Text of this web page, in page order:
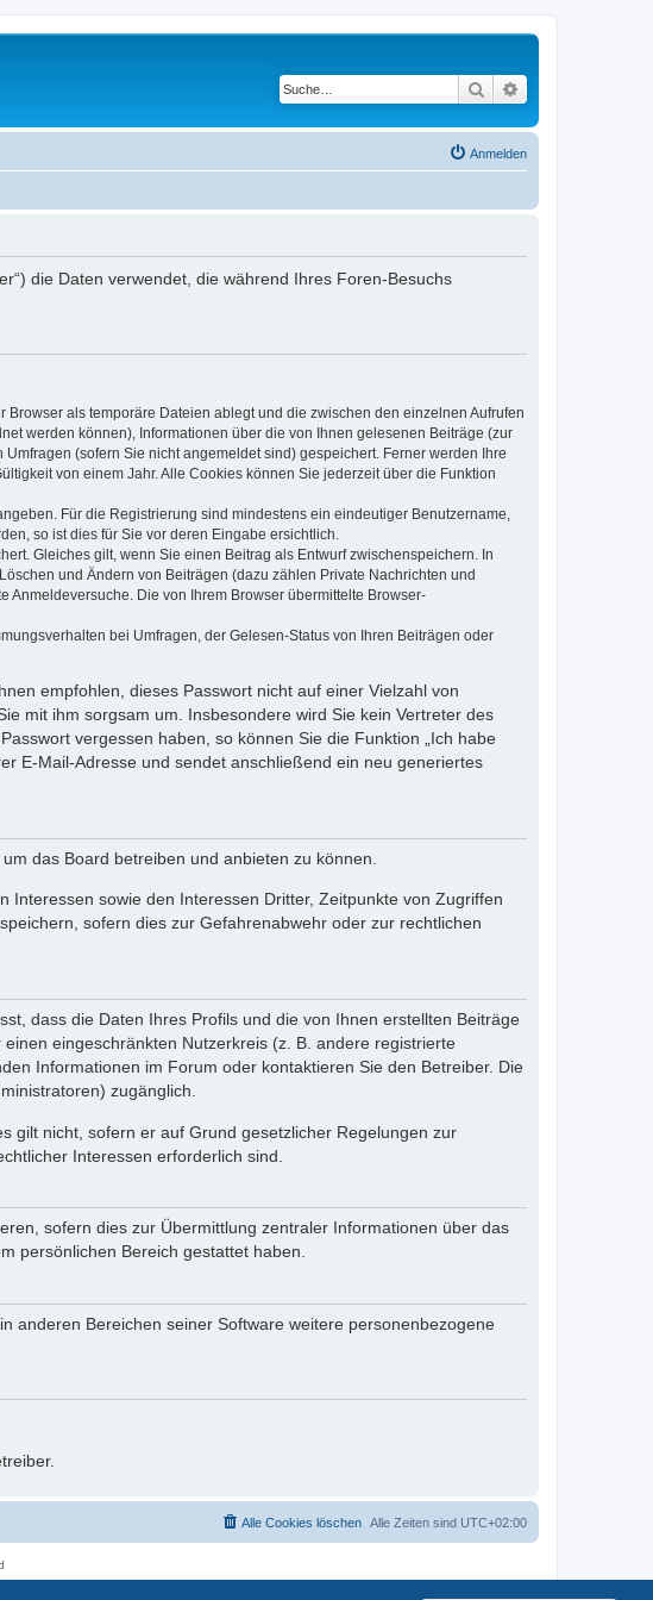
Suche
Anmelden
die Daten verwendet, die während Ihres Foren-Besuchs
als temporäre Dateien ablegt und die zwischen den einzelnen Aufrufen
werden können), Informationen über die von Ihnen gelesenen Beiträge (zur
(sofern Sie nicht angemeldet sind) gespeichert. Ferner werden Ihre
von einem Jahr. Alle Cookies können Sie jederzeit über die Funktion
Für die Registrierung sind mindestens ein eindeutiger Benutzername,
so ist dies für Sie vor deren Eingabe ersichtlich.
Gleiches gilt, wenn Sie einen Beitrag als Entwurf zwischenspeichern. In
und Ändern von Beiträgen (dazu zählen Private Nachrichten und
Die von Ihrem Browser übermittelte Browser-
bei Umfragen, der Gelesen-Status von Ihren Beiträgen oder
empfohlen, dieses Passwort nicht auf einer Vielzahl von
mit ihm sorgsam um. Insbesondere wird Sie kein Vertreter des
vergessen haben, so können Sie die Funktion „Ich habe
E-Mail-Adresse und sendet anschließend ein neu generiertes
das Board betreiben und anbieten zu können.
sowie den Interessen Dritter, Zeitpunkte von Zugriffen
sofern dies zur Gefahrenabwehr oder zur rechtlichen
dass die Daten Ihres Profils und die von Ihnen erstellten Beiträge
eingeschränkten Nutzerkreis (z. B. andere registrierte
Informationen im Forum oder kontaktieren Sie den Betreiber. Die
zugänglich.
gilt nicht, sofern er auf Grund gesetzlicher Regelungen zur
Interessen erforderlich sind.
sofern dies zur Übermittlung zentraler Informationen über das
persönlichen Bereich gestattet haben.
anderen Bereichen seiner Software weitere personenbezogene
Alle Zeiten sind UTC+02:00
Alle Cookies löschen